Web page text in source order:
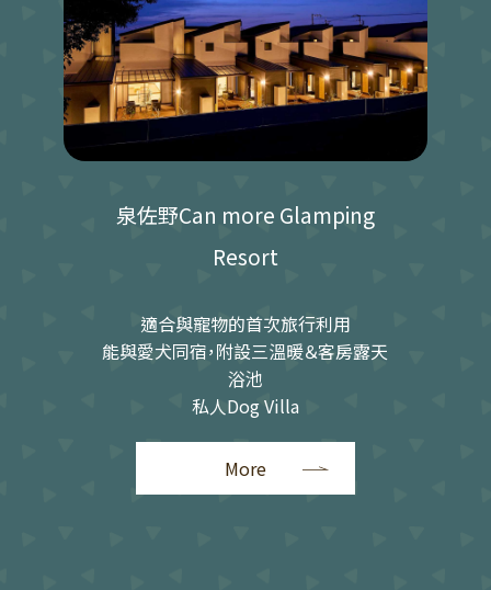
泉佐野Can more Glamping
Resort
適合與寵物的首次旅行利用
能與愛犬同宿，附設三溫暖＆客房露天
浴池
私人Dog Villa
More